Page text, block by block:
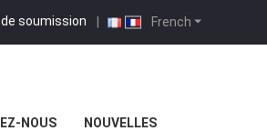
French
soumission |
NOUS NOUVELLES